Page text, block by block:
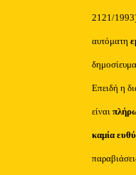
2121/
αυτόματη
δημοσίευμα.
Επειδή η
είναι
καμία